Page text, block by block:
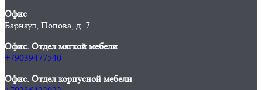
Офис
Барнаул, Попова, д. 7
Офис. Отдел мягкой мебели
+79039477540
Офис. Отдел корпусной мебели